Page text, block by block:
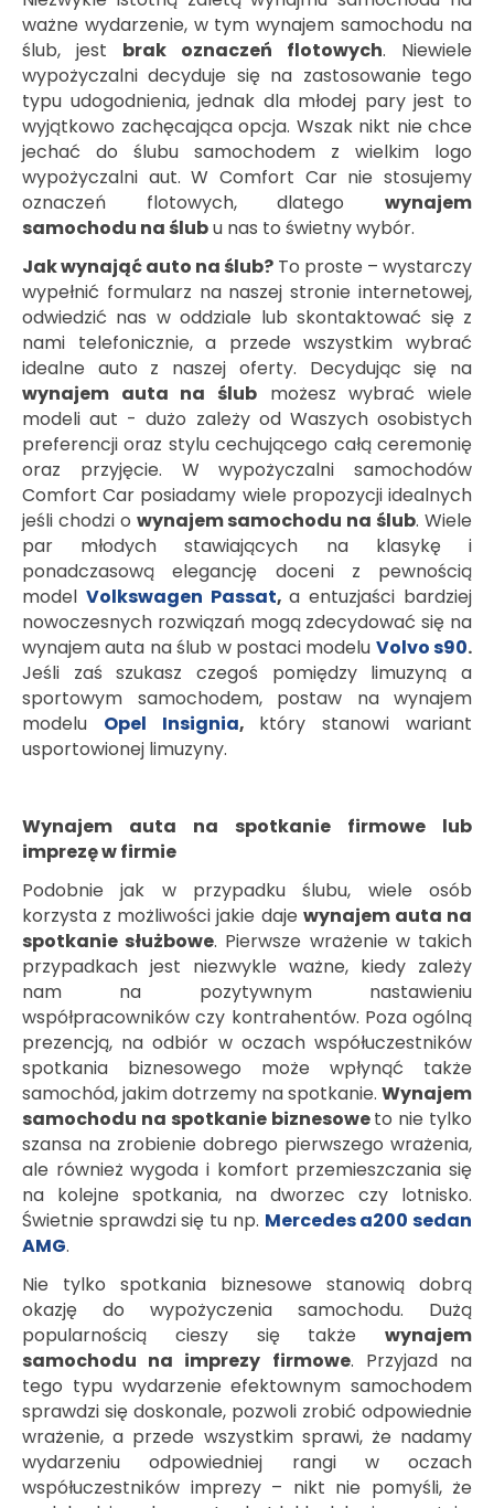
ważne wydarzenie, w tym wynajem samochodu na
ślub, jest brak oznaczeń flotowych. Niewiele
wypożyczalni decyduje się na zastosowanie tego
typu udogodnienia, jednak dla młodej pary jest to
wyjątkowo zachęcająca opcja. Wszak nikt nie chce
jechać do ślubu samochodem z wielkim logo
wypożyczalni aut. W Comfort Car nie stosujemy
oznaczeń flotowych, dlatego wynajem
samochodu na ślubu nas to świetny wybór.
Jak wynająć auto na ślub? To proste – wystarczy
wypełnić formularz na naszej stronie internetowej,
odwiedzić nas w oddziale lub skontaktować się z
nami telefonicznie, a przede wszystkim wybrać
idealne auto z naszej oferty. Decydując się na
wynajem auta na ślub możesz wybrać wiele
modeli aut - dużo zależy od Waszych osobistych
preferencji oraz stylu cechującego całą ceremonię
oraz przyjęcie. W wypożyczalni samochodów
Comfort Car posiadamy wiele propozycji idealnych
jeśli chodzi o wynajem samochodu na ślub. Wiele
par młodych stawiających na klasykę i
ponadczasową elegancję doceni z pewnością
model Volkswagen Passat,a entuzjaści bardziej
nowoczesnych rozwiązań mogą zdecydować się na
wynajem auta na ślub w postaci modelu Volvo s90.
Jeśli zaś szukasz czegoś pomiędzy limuzyną a
sportowym samochodem, postaw na wynajem
modelu Opel Insignia, który stanowi wariant
usportowionej limuzyny.
Wynajem auta na spotkanie firmowe lub
imprezę w firmie
Podobnie jak w przypadku ślubu, wiele osób
korzysta z możliwości jakie daje wynajem auta na
spotkanie służbowe. Pierwsze wrażenie w takich
przypadkach jest niezwykle ważne, kiedy zależy
nam na pozytywnym nastawieniu
współpracowników czy kontrahentów. Poza ogólną
prezencją, na odbiór w oczach współuczestników
spotkania biznesowego może wpłynąć także
samochód, jakim dotrzemy na spotkanie. Wynajem
samochodu na spotkanie biznesoweto nie tylko
szansa na zrobienie dobrego pierwszego wrażenia,
ale również wygoda i komfort przemieszczania się
na kolejne spotkania, na dworzec czy lotnisko.
Świetnie sprawdzi się tu np. Mercedes a200 sedan
AMG.
Nie tylko spotkania biznesowe stanowią dobrą
okazję do wypożyczenia samochodu. Dużą
popularnością cieszy się także wynajem
samochodu na imprezy firmowe. Przyjazd na
tego typu wydarzenie efektownym samochodem
sprawdzi się doskonale, pozwoli zrobić odpowiednie
wrażenie, a przede wszystkim sprawi, że nadamy
wydarzeniu odpowiedniej rangi w oczach
współuczestników imprezy – nikt nie pomyśli, że